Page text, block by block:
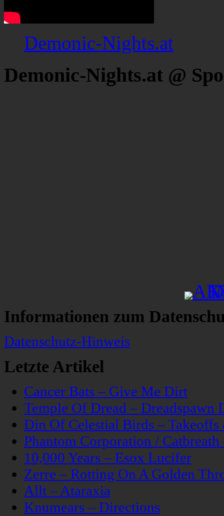
Demonic-Nights.at
Demonic-Nights.at @
Informationen zum
Datenschutz-Hinweis
Letzte Artikel
Cancer Bats – Give Me Dirt
Temple Of Dread – Dreadspawn
Din Of Celestial Birds –
Phantom Corporation /
10,000 Years – Esox Lucifer
Zerre – Rotting On A Golden
Allt – Ataraxia
Knumears – Directions